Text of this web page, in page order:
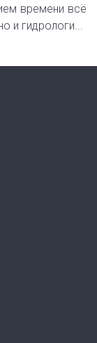
времени всё
и гидрологи...